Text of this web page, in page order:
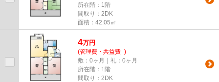
所在階：1階
間取り：2DK
面積：42.05㎡
4万円
(管理費・共益費 -)
敷：0ヶ月｜礼：0ヶ月
所在階：1階
間取り：2DK